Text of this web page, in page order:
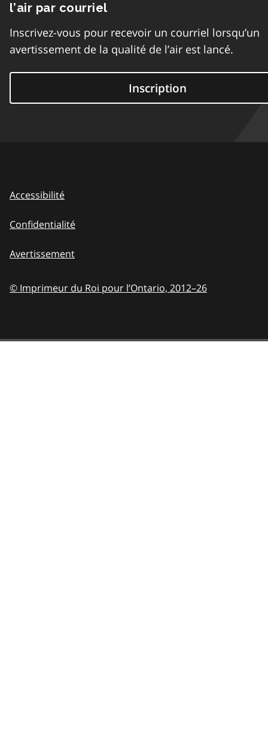
l’air par courriel
Inscrivez-vous pour recevoir un courriel lorsqu’un
avertissement de la qualité de l’air est lancé.
Inscription
Accessibilité
Confidentialité
Avertissement
© Imprimeur du Roi pour l’Ontario, 2012–26